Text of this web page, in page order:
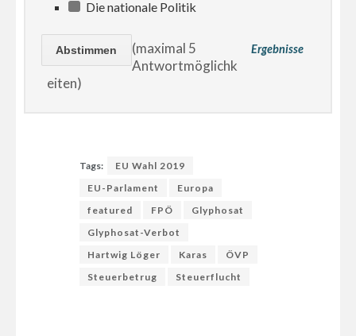
Die nationale Politik
Ergebnisse
(maximal 5
Antwortmöglichk
eiten)
Tags:
EU Wahl 2019
EU-Parlament
Europa
featured
FPÖ
Glyphosat
Glyphosat-Verbot
Hartwig Löger
Karas
ÖVP
Steuerbetrug
Steuerflucht